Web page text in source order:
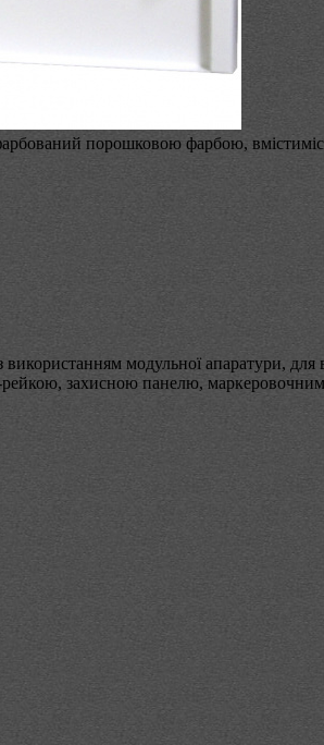
порошковою фарбою,
модульної апаратури,
захисною панелю,